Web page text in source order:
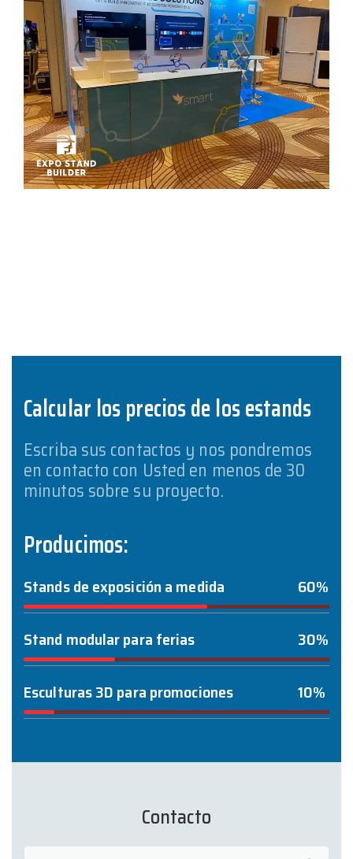
Calcular los precios de los estands
Escriba sus contactos y nos pondremos
en contacto con Usted en menos de 30
minutos sobre su proyecto.
Producimos:
Stands de exposición a medida 60%
Stand modular para ferias 30%
Esculturas 3D para promociones 10%
Contacto